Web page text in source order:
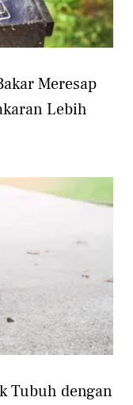
Meresap
Lebih
Tubuh dengan